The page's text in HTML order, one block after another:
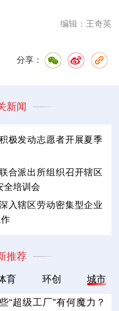
编辑：王奇英
分享：
新闻
极发动志愿者开展夏季
合派出所组织召开辖区
全培训会
入辖区劳动密集型企业
推荐
育 环创 城市
“超级工厂”有何魔力？